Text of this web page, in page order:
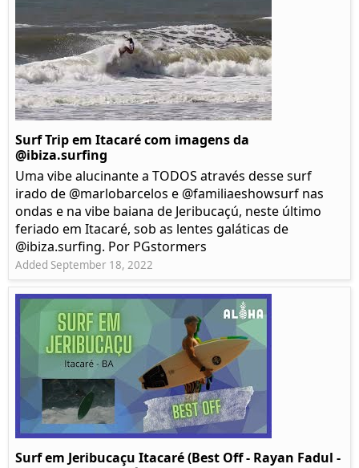
Surf Trip em Itacaré com imagens da
@ibiza.surfing
Uma vibe alucinante a TODOS através desse surf
irado de @marlobarcelos e @familiaeshowsurf nas
ondas e na vibe baiana de Jeribucaçú, neste último
feriado em Itacaré, sob as lentes galáticas de
@ibiza.surfing. Por PGstormers
Added September 18, 2022
Surf em Jeribucaçu Itacaré (Best Off - Rayan Fadul -